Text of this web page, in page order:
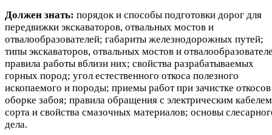
Должен знать: порядок и способы подготовки дорог для
передвижки экскаваторов, отвальных мостов и
отвалообразователей; габариты железнодорожных путей;
типы экскаваторов, отвальных мостов и
правила работы вблизи них; свойства разрабатываемых
горных пород; угол естественного откоса полезного
ископаемого и породы; приемы работ при зачистке
оборке забоя; правила обращения с электрическим
сорта и свойства смазочных материалов; основы
дела.